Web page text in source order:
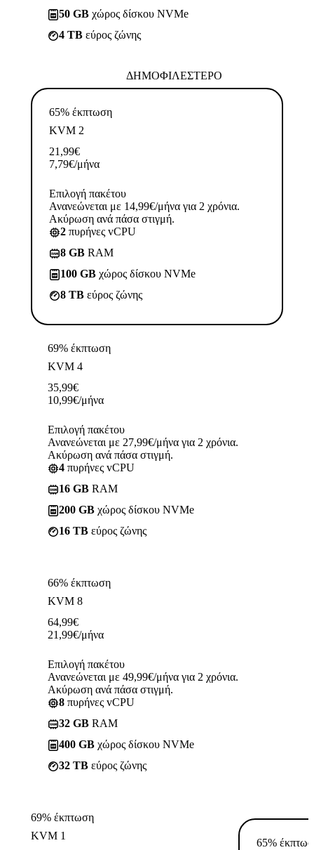
50 GB χώρος δίσκου NVMe
4 TB εύρος ζώνης
ΔΗΜΟΦΙΛΈΣΤΕΡΟ
65% έκπτωση
KVM 2
21,99€
7,79€/μήνα
Επιλογή πακέτου
Ανανεώνεται με 14,99€/μήνα για 2 χρόνια.
Ακύρωση ανά πάσα στιγμή.
2 πυρήνες vCPU
8 GB RAM
100 GB χώρος δίσκου NVMe
8 TB εύρος ζώνης
69% έκπτωση
KVM 4
35,99€
10,99€/μήνα
Επιλογή πακέτου
Ανανεώνεται με 27,99€/μήνα για 2 χρόνια.
Ακύρωση ανά πάσα στιγμή.
4 πυρήνες vCPU
16 GB RAM
200 GB χώρος δίσκου NVMe
16 TB εύρος ζώνης
66% έκπτωση
KVM 8
64,99€
21,99€/μήνα
Επιλογή πακέτου
Ανανεώνεται με 49,99€/μήνα για 2 χρόνια.
Ακύρωση ανά πάσα στιγμή.
8 πυρήνες vCPU
32 GB RAM
400 GB χώρος δίσκου NVMe
32 TB εύρος ζώνης
69% έκπτωση
KVM 1
65%